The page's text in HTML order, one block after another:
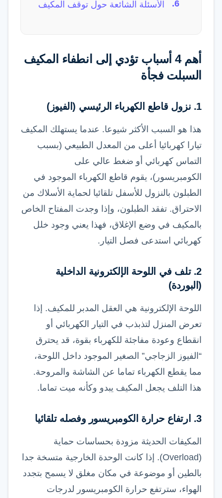
الأسئلة الشائعة حول توقف المكيف
أهم 4 أسباب تؤدي إلى انطفاء المكيف
السبلت فجأة
1. نزول قاطع الكهرباء الرئيسي (الفيوز)
هذا هو السبب الأكثر شيوعا. عندما يستهلك المكيف
تيارا كهربائيا أعلى من المعدل الطبيعي (بسبب
التماس كهربائي أو ضغط عالي على
الكومبريسور)، يقوم قاطع الكهرباء الموجود في
الطبلون بالنزول للأسفل تلقائيا لحماية الأسلاك من
الاحتراق. تفقد الطبلون، وإذا وجدت المفتاح الخاص
بالمكيف في وضع الإغلاق، فهذا يعني وجود خلل
كهربائي استدعى فصل التيار.
2. تلف في اللوحة الإلكترونية الداخلية
(البوردة)
اللوحة الإلكترونية هي العقل المدبر للمكيف. إذا
تعرض المنزل لتذبذب في التيار الكهربائي أو
انقطاع وعودة مفاجئة للكهرباء بقوة، قد يحترق
“الفيوز الزجاجي” الصغير الموجود داخل اللوحة،
مما يقطع الكهرباء تماما عن الشاشة والمروحة.
هذا التلف يجعل المكيف يبدو وكأنه ميت تماما.
3. ارتفاع حرارة الكومبريسور وفصله تلقائيا
المكيفات الحديثة مزودة بحساسات حماية
(Overload). إذا كانت الوحدة الخارجية متسخة جدا
بالطين أو موضوعة في مكان مغلق لا يسمح بتجدد
الهواء، سترتفع حرارة الكومبريسور لدرجات